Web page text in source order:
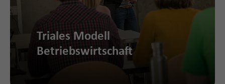
Triales Modell
Betriebswirtschaft